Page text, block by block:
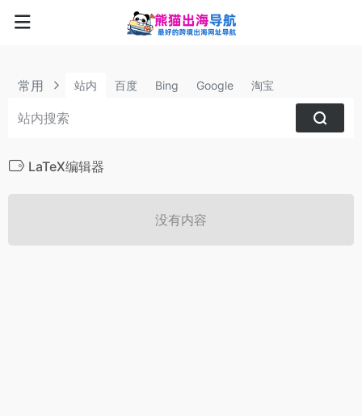
常用 站内 百度 Bing Google 淘宝
LaTeX编辑器
没有内容